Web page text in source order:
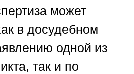
может
в досудебном
одной из
так и по